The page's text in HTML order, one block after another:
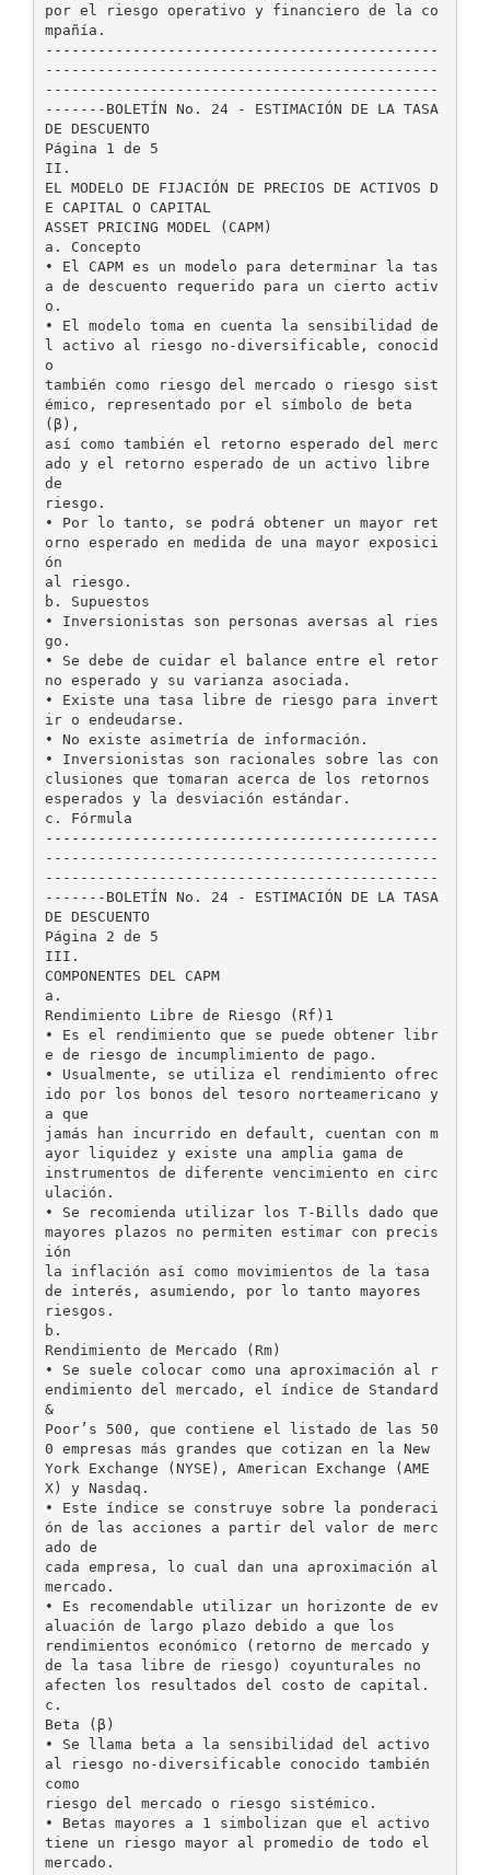
por el riesgo operativo y financiero de la co
mpañía.
---------------------------------------------
---------------------------------------------
---------------------------------------------
-------BOLETÍN No. 24 - ESTIMACIÓN DE LA TASA
DE DESCUENTO
Página 1 de 5
II.
EL MODELO DE FIJACIÓN DE PRECIOS DE ACTIVOS D
E CAPITAL O CAPITAL
ASSET PRICING MODEL (CAPM)
a. Concepto
• El CAPM es un modelo para determinar la tas
a de descuento requerido para un cierto activ
o.
• El modelo toma en cuenta la sensibilidad de
l activo al riesgo no-diversificable, conocid
o
también como riesgo del mercado o riesgo sist
émico, representado por el símbolo de beta
(β),
así como también el retorno esperado del merc
ado y el retorno esperado de un activo libre
de
riesgo.
• Por lo tanto, se podrá obtener un mayor ret
orno esperado en medida de una mayor exposici
ón
al riesgo.
b. Supuestos
• Inversionistas son personas aversas al ries
go.
• Se debe de cuidar el balance entre el retor
no esperado y su varianza asociada.
• Existe una tasa libre de riesgo para invert
ir o endeudarse.
• No existe asimetría de información.
• Inversionistas son racionales sobre las con
clusiones que tomaran acerca de los retornos
esperados y la desviación estándar.
c. Fórmula
---------------------------------------------
---------------------------------------------
---------------------------------------------
-------BOLETÍN No. 24 - ESTIMACIÓN DE LA TASA
DE DESCUENTO
Página 2 de 5
III.
COMPONENTES DEL CAPM
a.
Rendimiento Libre de Riesgo (Rf)1
• Es el rendimiento que se puede obtener libr
e de riesgo de incumplimiento de pago.
• Usualmente, se utiliza el rendimiento ofrec
ido por los bonos del tesoro norteamericano y
a que
jamás han incurrido en default, cuentan con m
ayor liquidez y existe una amplia gama de
instrumentos de diferente vencimiento en circ
ulación.
• Se recomienda utilizar los T-Bills dado que
mayores plazos no permiten estimar con precis
ión
la inflación así como movimientos de la tasa
de interés, asumiendo, por lo tanto mayores
riesgos.
b.
Rendimiento de Mercado (Rm)
• Se suele colocar como una aproximación al r
endimiento del mercado, el índice de Standard
&
Poor’s 500, que contiene el listado de las 50
0 empresas más grandes que cotizan en la New
York Exchange (NYSE), American Exchange (AME
X) y Nasdaq.
• Este índice se construye sobre la ponderaci
ón de las acciones a partir del valor de merc
ado de
cada empresa, lo cual dan una aproximación al
mercado.
• Es recomendable utilizar un horizonte de ev
aluación de largo plazo debido a que los
rendimientos económico (retorno de mercado y
de la tasa libre de riesgo) coyunturales no
afecten los resultados del costo de capital.
c.
Beta (β)
• Se llama beta a la sensibilidad del activo
al riesgo no-diversificable conocido también
como
riesgo del mercado o riesgo sistémico.
• Betas mayores a 1 simbolizan que el activo
tiene un riesgo mayor al promedio de todo el
mercado.